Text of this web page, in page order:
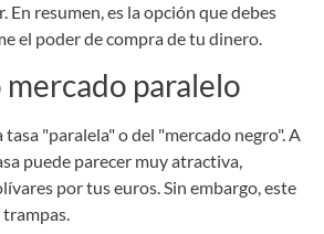
En resumen, es la opción que debes
el poder de compra de tu dinero.
mercado paralelo
tasa "paralela" o del "mercado negro". A
puede parecer muy atractiva,
por tus euros. Sin embargo, este